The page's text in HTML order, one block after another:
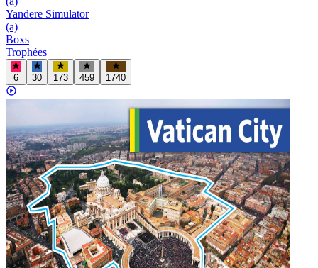
Yandere Simulator
(a)
Boxs
Trophées
6 30 173 459 1740